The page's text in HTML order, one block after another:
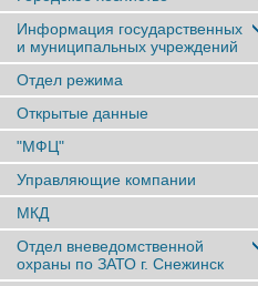
Информация государственных
и муниципальных учреждений
Отдел режима
Открытые данные
"МФЦ"
Управляющие компании
МКД
Отдел вневедомственной
охраны по ЗАТО г. Снежинск